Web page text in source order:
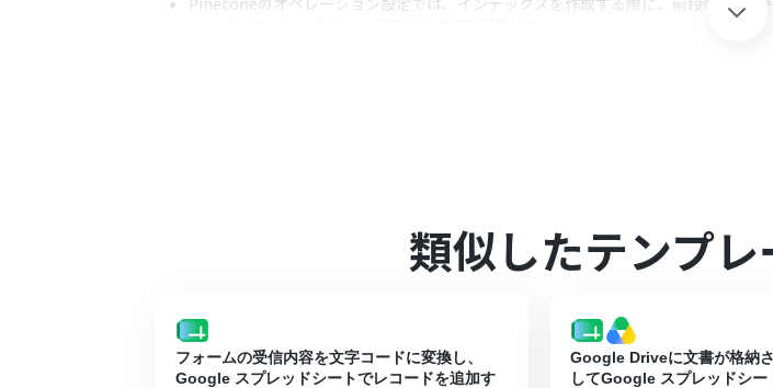
類似したテンプレ
フォームの受信内容を文字コードに変換し、
Google スプレッドシートでレコードを追加す
Google Driveに文書が格納
してGoogle スプレッドシー